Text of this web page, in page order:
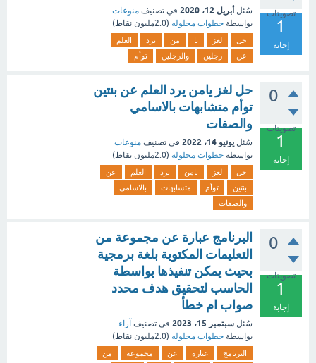
تصويتات
1
إجابة
سُئل أبريل 12، 2020 في تصنيف منوعات
بواسطة خطوات محلوله (2.0مليون نقاط)
حل لغز يا من يرد
العلم
عن
رجلين والرجلين توأم
0
تصويتات
1
إجابة
حل لغز يامن يرد العلم عن بنتين
توأم متشابهات بالاسامي
والصفات
سُئل يونيو 14، 2022 في تصنيف منوعات
بواسطة خطوات محلوله (2.0مليون نقاط)
حل لغز يامن يرد العلم
عن
بنتين
توأم متشابهات
بالاسامي
والصفات
0
تصويتات
1
إجابة
البرنامج عبارة عن مجموعة من
التعليمات المكتوبة بلغة برمجية
بحيث يمكن تنفيذها بواسطة
الحاسب لتحقيق هدف محدد
صواب ام خطأ
سُئل سبتمبر 15، 2023 في تصنيف آراء
بواسطة خطوات محلوله (2.0مليون نقاط)
البرنامج عبارة عن مجموعة من